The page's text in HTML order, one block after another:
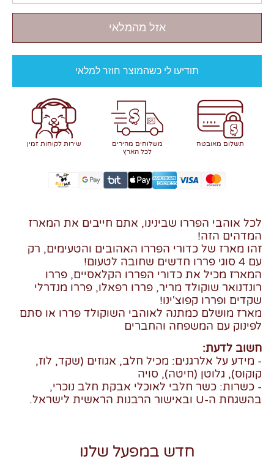
אזל מהמלאי
תודיעו לי כשהמוצר חוזר למלאי
תשלום מאובטח
משלוחים מהירים
לכל הארץ
שירות לקוחות זמין
לכל אוהבי הפררו שבינינו, אתם חייבים את המארז
המדהים הזה!
זהו מארז של כדורי הפררו האהובים והטעימים, רק
עם 4 סוגי פררו חדשים שחובה לטעום!
המארז מכיל את כדורי הפררו הקלאסיים, פררו
רונדנואר שוקולד מריר, פררו רפאלו, פררו מנדרלי
שקדים ופררו קפוצ'ינו!
מארז מושלם כמתנה לאוהבי השוקולד פררו או סתם
לפינוק עם המשפחה והחברים
חשוב לדעת:
- מידע על אלרגנים: מכיל חלב, אגוזים (שקד, לוז,
קוקוס), גלוטן (חיטה), סויה
- כשרות: כשר חלבי לאוכלי אבקת חלב נוכרי,
בהשגחת ה-U ובאישור הרבנות הראשית לישראל.
חדש במפעל שלנו